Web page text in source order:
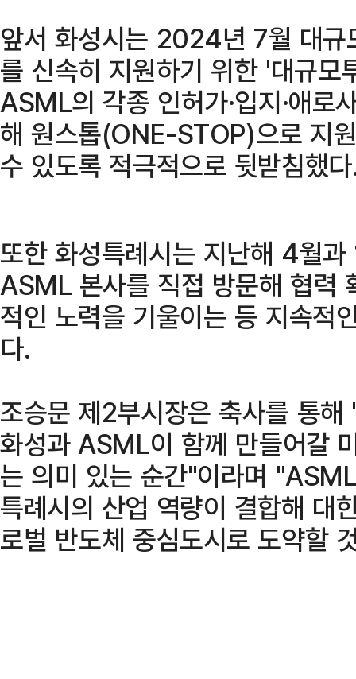
앞서 화성시는 2024년 7월 대규
를 신속히 지원하기 위한 '대규모
ASML의 각종 인허가·입지·애로
해 원스톱(ONE-STOP)으로 지
수 있도록 적극적으로 뒷받침했
또한 화성특례시는 지난해 4월
ASML 본사를 직접 방문해 협력
적인 노력을 기울이는 등 지속적
다.
조승문 제2부시장은 축사를 통
화성과 ASML이 함께 만들어갈
는 의미 있는 순간"이라며
특례시의 산업 역량이 결합해 대
로벌 반도체 중심도시로 도약할